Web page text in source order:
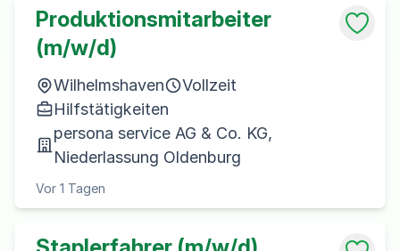
Produktionsmitarbeiter
(m/w/d)
Wilhelmshaven
Vollzeit
Hilfstätigkeiten
persona service AG & Co. KG,
Niederlassung Oldenburg
Vor 1 Tagen